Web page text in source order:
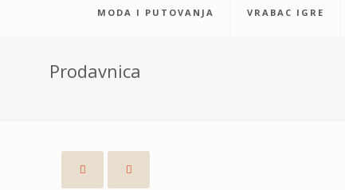
MODA I PUTOVANJA VRABAC IGRE
Prodavnica